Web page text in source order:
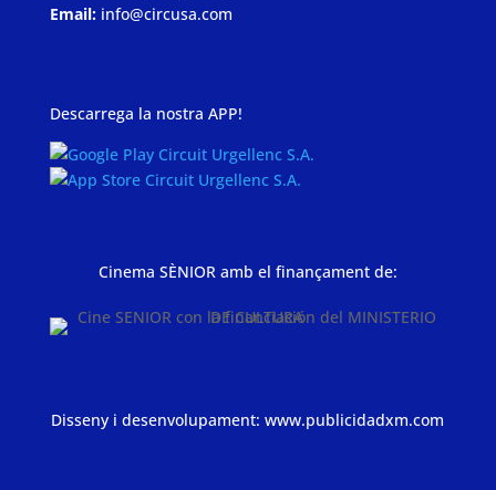
Email: info@circusa.com
Descarrega la nostra APP!
Cinema SÈNIOR amb el finançament de:
Disseny i desenvolupament:www.publicidadxm.com